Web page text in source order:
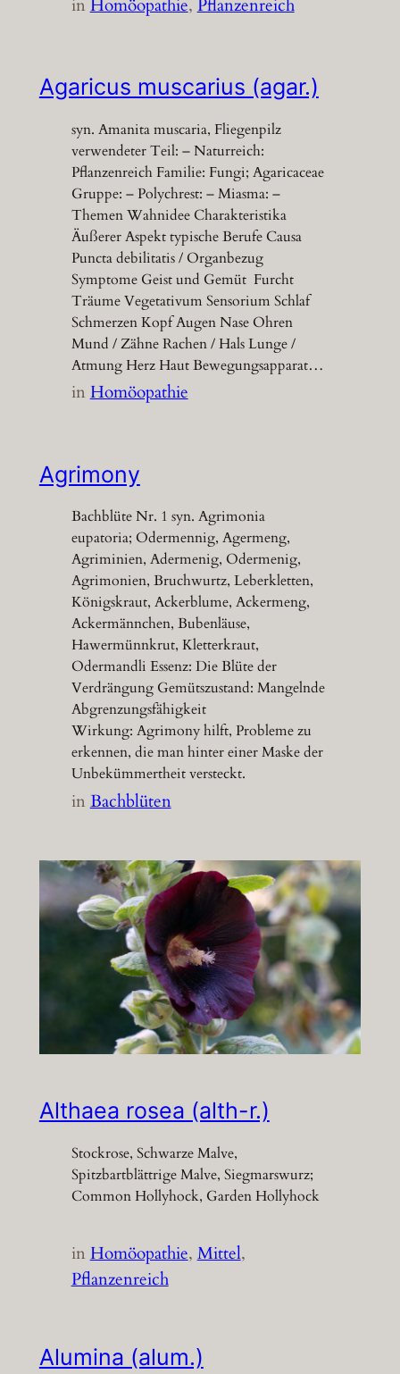
inHomöopathie, Pflanzenreich
Agaricus muscarius (agar.)
syn. Amanita muscaria, Fliegenpilz
verwendeter Teil: – Naturreich:
Pflanzenreich Familie: Fungi; Agaricaceae
Gruppe: – Polychrest: – Miasma: –
Themen Wahnidee Charakteristika
Äußerer Aspekt typische Berufe Causa
Puncta debilitatis / Organbezug
Symptome Geist und Gemüt Furcht
Träume Vegetativum Sensorium Schlaf
Schmerzen Kopf Augen Nase Ohren
Mund / Zähne Rachen / Hals Lunge /
Atmung Herz Haut Bewegungsapparat…
inHomöopathie
Agrimony
Bachblüte Nr. 1 syn. Agrimonia
eupatoria; Odermennig, Agermeng,
Agriminien, Adermenig, Odermenig,
Agrimonien, Bruchwurtz, Leberkletten,
Königskraut, Ackerblume, Ackermeng,
Ackermännchen, Bubenläuse,
Hawermünnkrut, Kletterkraut,
Odermandli Essenz: Die Blüte der
Verdrängung Gemütszustand: Mangelnde
Abgrenzungsfähigkeit
Wirkung: Agrimony hilft, Probleme zu
erkennen, die man hinter einer Maske der
Unbekümmertheit versteckt.
inBachblüten
Althaea rosea (alth-r.)
Stockrose, Schwarze Malve,
Spitzbartblättrige Malve, Siegmarswurz;
Common Hollyhock, Garden Hollyhock
inHomöopathie, Mittel
Pflanzenreich
Alumina (alum.)